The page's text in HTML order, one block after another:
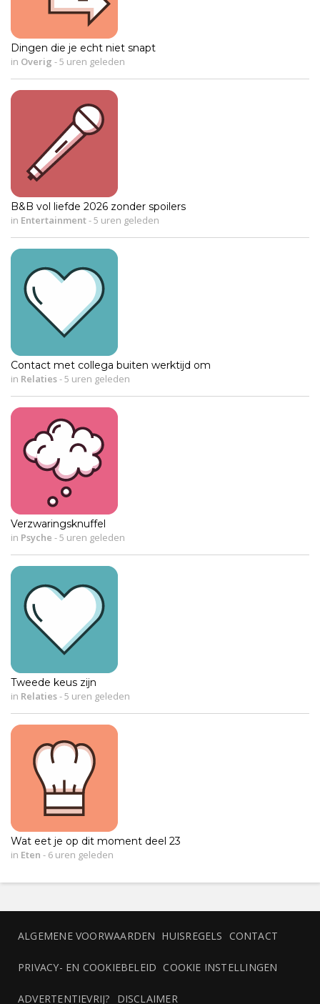
Dingen die je echt niet snapt
in Overig -5 uren geleden
B&B vol liefde 2026 zonder spoilers
in Entertainment-5 uren geleden
Contact met collega buiten werktijd om
in Relaties-5 uren geleden
Verzwaringsknuffel
in Psyche -5 uren geleden
Tweede keus zijn
in Relaties-5 uren geleden
Wat eet je op dit moment deel 23
in Eten - 6 uren geleden
ALGEMENE VOORWAARDEN HUISREGELS CONTACT
PRIVACY- EN COOKIEBELEID COOKIE INSTELLINGEN
ADVERTENTIEVRIJ? DISCLAIMER